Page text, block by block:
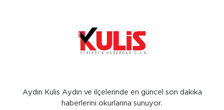
Aydın Kulis Aydın ve ilçelerinde en güncel son dakika
haberlerini okurlarına sunuyor.